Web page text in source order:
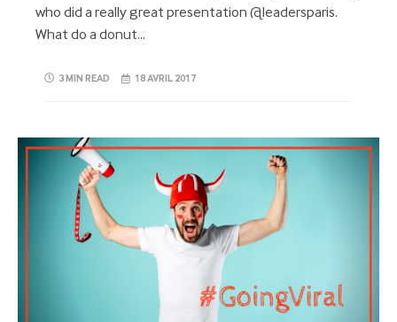
who did a really great presentation @leadersparis.
What do a donut…
3 MIN READ 18 AVRIL 2017